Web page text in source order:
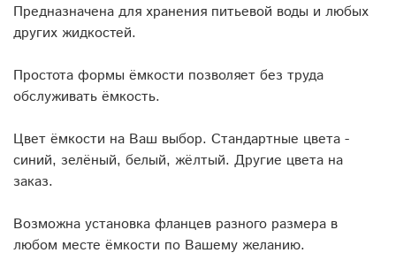
Предназначена для хранения питьевой воды и любых
других жидкостей.
Простота формы ёмкости позволяет без труда
обслуживать ёмкость.
Цвет ёмкости на Ваш выбор. Стандартные цвета -
синий, зелёный, белый, жёлтый. Другие цвета на
заказ.
Возможна установка фланцев разного размера в
любом месте ёмкости по Вашему желанию.